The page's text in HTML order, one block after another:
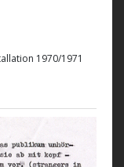
1970/1971